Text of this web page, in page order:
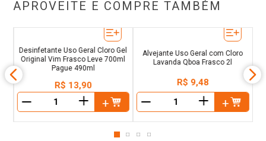
APROVEITE E COMPRE TAMBÉM